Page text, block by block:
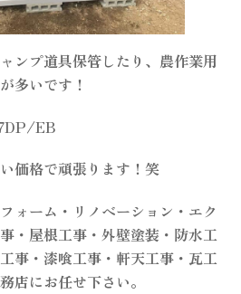
ンプ道具保管したり、農作業用
多いです！
EB
価格で頑張ります！笑
ォーム・リノベーション・エク
・屋根工事・外壁塗装・防水工
事・漆喰工事・軒天工事・瓦工
店にお任せ下さい。